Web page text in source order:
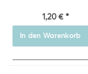
1,20 € *
In den Warenkorb